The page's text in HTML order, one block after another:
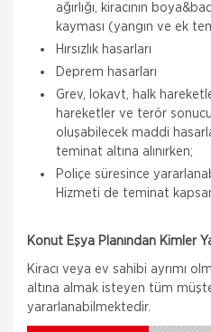
ağırlığı, kiracının
kayması (yangın ve ek
Hırsızlık hasarları
Deprem hasarları
Grev, lokavt, halk
hareketler ve terör sonucu
oluşabilecek maddi
teminat altına alınırken;
Poliçe süresince
Hizmeti de teminat
Konut Eşya Planından Kimler
Kiracı veya ev sahibi ayrımı
altına almak isteyen tüm
yararlanabilmektedir.
Aksigorta
Zorunlu Deprem
Zorunlu Deprem Sigortası
sonucu yangın, infilak,
sigortalı binalarda neden
güvence sağlar.
Aksigorta
İş Yeri Sigortası